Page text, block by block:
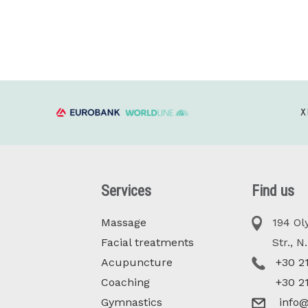
Services
Massage
Facial treatments
Acupuncture
Coaching
Gymnastics
Find us
194
Str., N.
+30
+30